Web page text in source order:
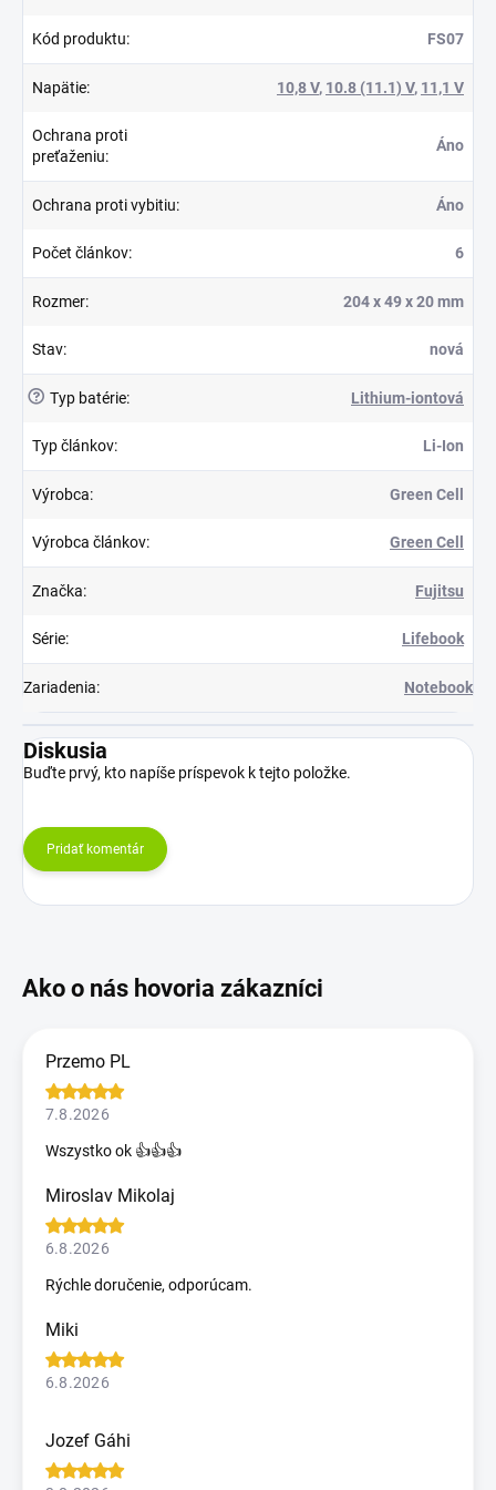
Kód produktu: FS07
Napätie: 10,8 V, 10.8 (11.1) V, 11,1 V
Ochrana proti
preťaženiu:
Áno
Ochrana proti vybitiu: Áno
Počet článkov: 6
Rozmer: 204 x 49 x 20 mm
Stav: nová
? Typ batérie: Lithium-iontová
Typ článkov: Li-Ion
Výrobca: Green Cell
Výrobca článkov: Green Cell
Značka: Fujitsu
Série: Lifebook
Zariadenia: Notebook
Diskusia
Buďte prvý, kto napíše príspevok k tejto položke.
Pridať komentár
Przemo PL
7.8.2026
Wszystko ok 👍👍👍
Miroslav Mikolaj
6.8.2026
Rýchle doručenie, odporúcam.
Miki
6.8.2026
Jozef Gáhi